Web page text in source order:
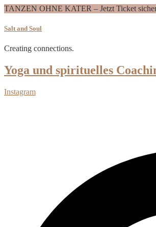
TANZEN OHNE KATER – Jetzt Ticket
Salt and Soul
Creating connections.
Yoga und spirituelles
Instagram